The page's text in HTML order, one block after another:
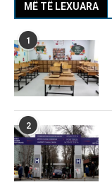
MË TË LEXUARA
1
2